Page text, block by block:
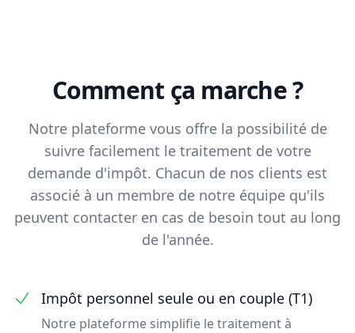
Comment ça marche ?
Notre plateforme vous offre la possibilité de
suivre facilement le traitement de votre
demande d'impôt. Chacun de nos clients est
associé à un membre de notre équipe qu'ils
peuvent contacter en cas de besoin tout au long
de l'année.
Impôt personnel seule ou en couple (T1)
Notre plateforme simplifie le traitement à